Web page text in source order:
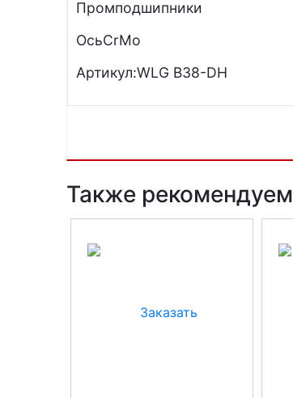
Промподшипники
ОсьCrMo
Артикул:WLG B38-DH
Также рекомендуем